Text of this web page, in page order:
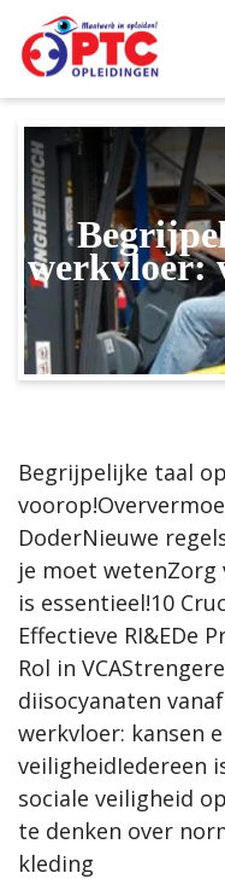
werkvloer:
Begrijpelijke taal
DoderNieuwe
je moet
is essentieel!10
Effectieve RI&EDe
Rol in
diisocyanaten
werkvloer: kansen
veiligheidIedereen
sociale veiligheid
te denken over
kleding